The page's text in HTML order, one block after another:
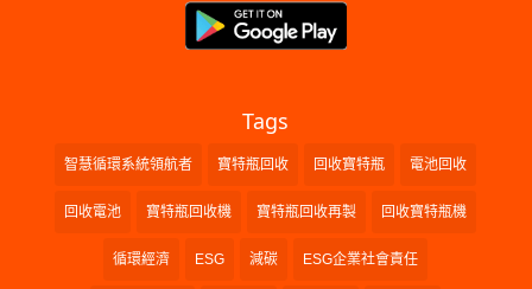
Tags
智慧循環系統領航者 寶特瓶回收 回收寶特瓶 電池回收
回收電池 寶特瓶回收機 寶特瓶回收再製 回收寶特瓶機
循環經濟 ESG 減碳 ESG企業社會責任